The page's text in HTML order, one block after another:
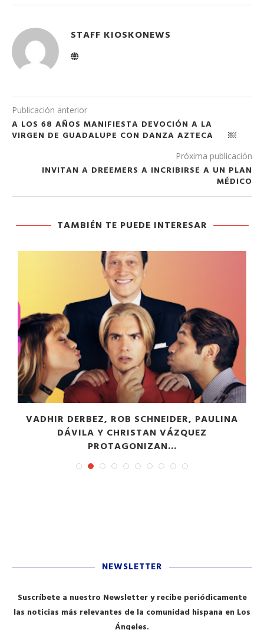
STAFF KIOSKONEWS
Publicación anterior
A LOS 68 AÑOS MANIFIESTA DEVOCIÓN A LA
VIRGEN DE GUADALUPE CON DANZA AZTECA ￼
Próxima publicación
INVITAN A DREEMERS A INCRIBIRSE A UN PLAN
MÉDICO
TAMBIÉN TE PUEDE INTERESAR
VADHIR DERBEZ, ROB SCHNEIDER, PAULINA
DÁVILA Y CHRISTAN VÁZQUEZ
PROTAGONIZAN...
NEWSLETTER
Suscríbete a nuestro Newsletter y recibe periódicamente
las noticias más relevantes de la comunidad hispana en Los